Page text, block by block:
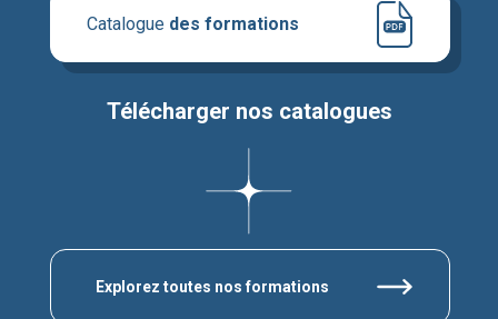
Explorez toutes nos formations
Télécharger nos catalogues
Catalogue des formations